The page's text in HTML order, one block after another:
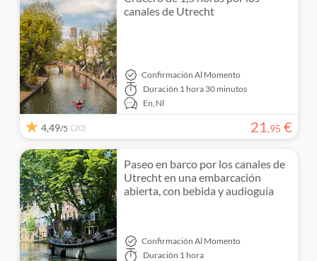
canales de Utrecht
Confirmación Al Momento
Duración 1 hora 30 minutos
En,Nl
4,49/5 (20) 21 ,95 €
Paseo en barco por los canales de
Utrecht en una embarcación
abierta, con bebida y audioguía
Confirmación Al Momento
Duración 1 hora